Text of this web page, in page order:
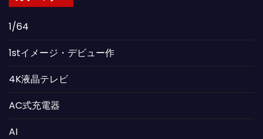
1/64
1stイメージ・デビュー作
4K液晶テレビ
AC式充電器
AI